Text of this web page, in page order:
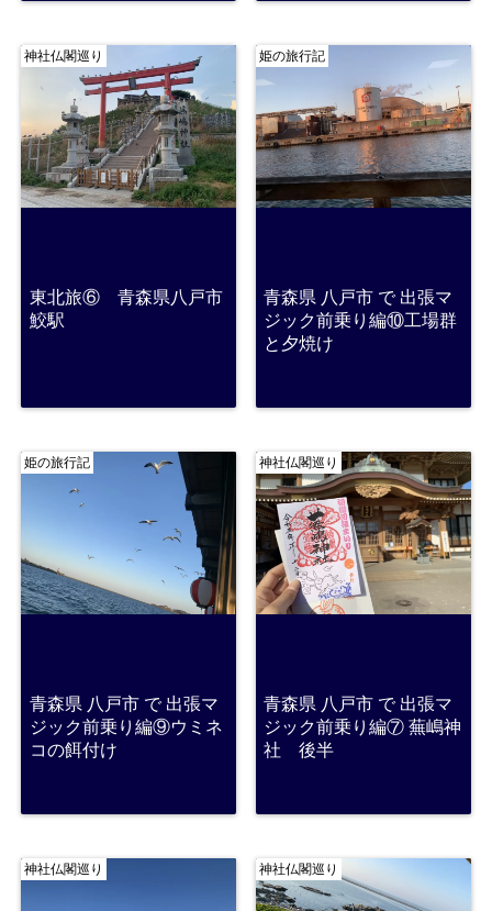
神社仏閣巡り
東北旅⑥ 青森県八戸市
鮫駅
姫の旅行記
青森県 八戸市 で 出張マ
ジック前乗り編⑩工場群
と夕焼け
姫の旅行記
青森県 八戸市 で 出張マ
ジック前乗り編⑨ウミネ
コの餌付け
神社仏閣巡り
青森県 八戸市 で 出張マ
ジック前乗り編⑦ 蕪嶋神
社 後半
神社仏閣巡り 神社仏閣巡り